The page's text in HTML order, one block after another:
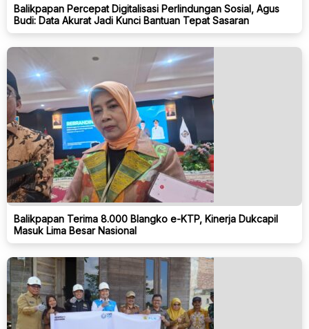
Balikpapan Percepat Digitalisasi Perlindungan Sosial, Agus
Budi: Data Akurat Jadi Kunci Bantuan Tepat Sasaran
Balikpapan Terima 8.000 Blangko e-KTP, Kinerja Dukcapil
Masuk Lima Besar Nasional